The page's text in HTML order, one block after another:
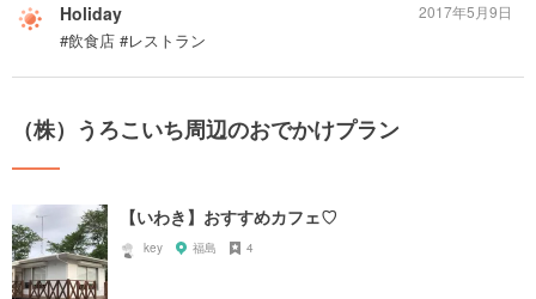
Holiday
#飲食店 #レストラン
2017年5月9日
（株）うろこいち周辺のおでかけプラン
【いわき】おすすめカフェ♡
key 福島 4